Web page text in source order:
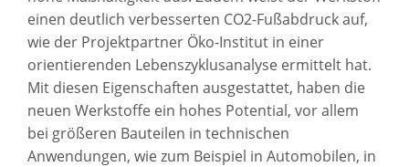
einen deutlich verbesserten CO2-Fußabdruck auf,
wie der Projektpartner Öko-Institut in einer
orientierenden Lebenszyklusanalyse ermittelt hat.
Mit diesen Eigenschaften ausgestattet, haben die
neuen Werkstoffe ein hohes Potential, vor allem
bei größeren Bauteilen in technischen
Anwendungen, wie zum Beispiel in Automobilen, in